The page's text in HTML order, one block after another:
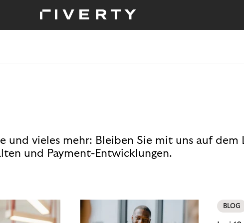
und vieles mehr: Bleiben Sie mit uns auf dem
und Payment-Entwicklungen.
BLOG